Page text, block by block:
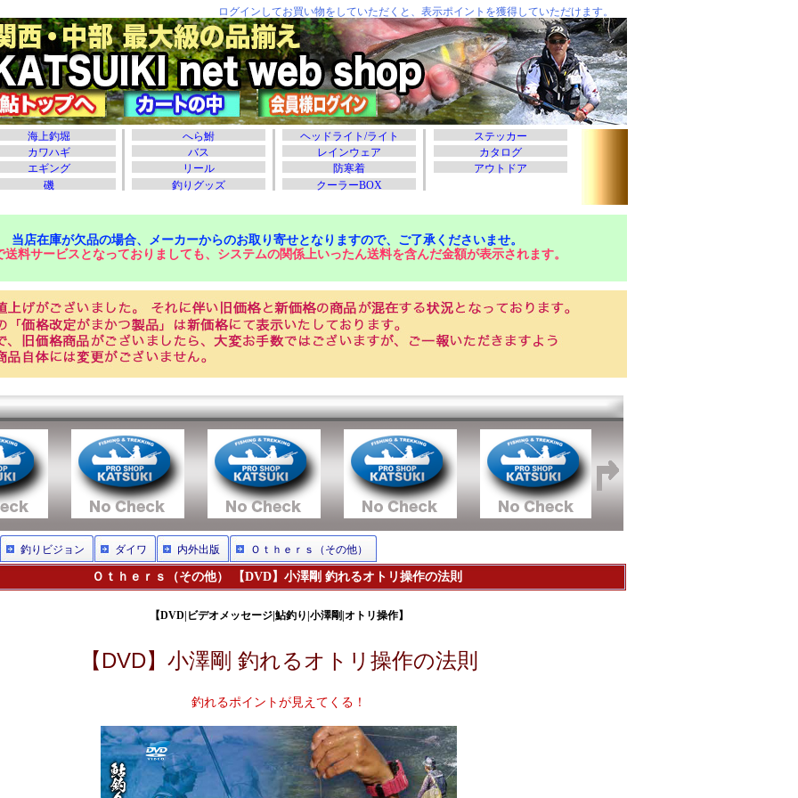
当店在庫が欠品の場合、メーカーからのお取り寄せとなりますので、ご了承くださいませ。
送料サービスとなっておりましても、システムの関係上いったん送料を含んだ金額が表示されます。
釣りビジョン ダイワ 内外出版 Ｏｔｈｅｒｓ（その他）
Ｏｔｈｅｒｓ（その他） 【DVD】小澤剛 釣れるオトリ操作の法則
【DVD|ビデオメッセージ|鮎釣り|小澤剛|オトリ操作】
【DVD】小澤剛 釣れるオトリ操作の法則
釣れるポイントが見えてくる！